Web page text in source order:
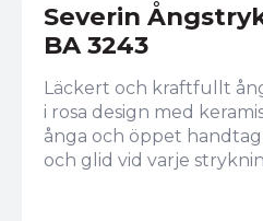
Severin
BA 3243
Läckert och kraftfullt
i rosa design med
ånga och öppet
och glid vid varje